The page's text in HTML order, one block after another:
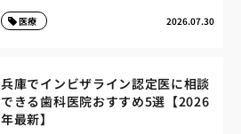
2026.07.30
医療
兵庫でインビザライン認定医に相談
できる歯科医院おすすめ5選【2026
年最新】